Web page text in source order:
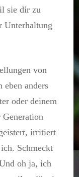
sie dir zu
Unterhaltung
von
eben anders
oder deinem
irritiert
Schmeckt
oh ja, ich